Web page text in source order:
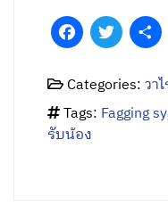
FacebookTwitter
Categories:วา
Tags: Fagging
รับน้อง